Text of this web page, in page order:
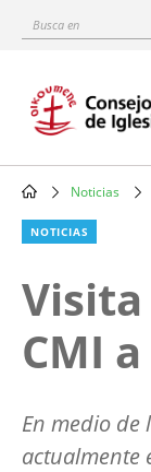
content
Busca
Main
Noticias
NOTICIAS
CMI
En medio de
actualmente